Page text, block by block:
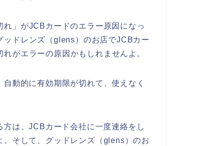
」がJCBカードのエラー原因になっ
ッドレンズ（glens）のお店でJCBカー
がエラーの原因かもしれませんよ。
動的に有効期限が切れて、使えなく
は、JCBカード会社に一度連絡をし
そして、グッドレンズ（glens）のお